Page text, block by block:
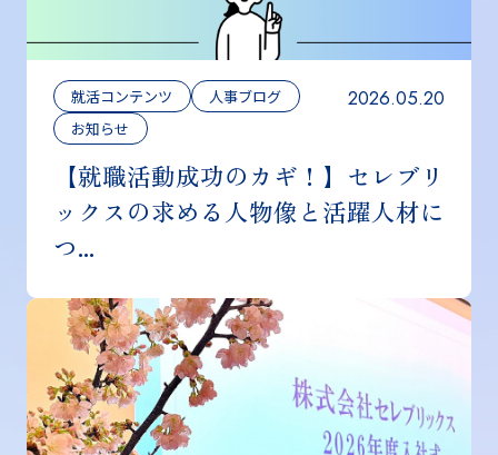
就活コンテンツ
人事ブログ
お知らせ
2026.05.20
【就職活動成功のカギ！】セレブリ
ックスの求める人物像と活躍人材に
つ...